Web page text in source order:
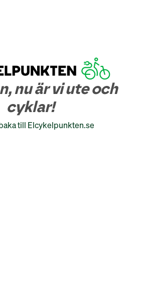
nu är vi ute och
cyklar!
till Elcykelpunkten.se